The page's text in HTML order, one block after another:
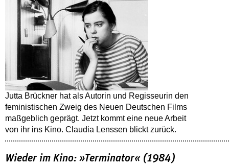
Jutta Brückner hat als Autorin und Regisseurin den
feministischen Zweig des Neuen Deutschen Films
maßgeblich geprägt. Jetzt kommt eine neue Arbeit
von ihr ins Kino. Claudia Lenssen blickt zurück.
Wieder im Kino: »Terminator« (1984)